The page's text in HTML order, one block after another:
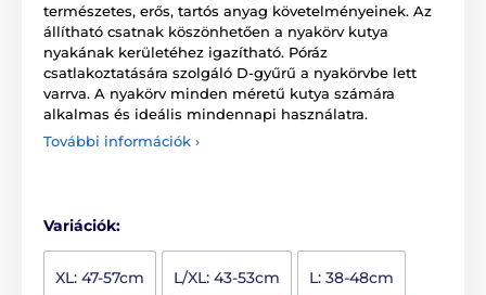
természetes, erős, tartós anyag követelményeinek. Az
állítható csatnak köszönhetően a nyakörv kutya
nyakának kerületéhez igazítható. Póráz
csatlakoztatására szolgáló D-gyűrű a nyakörvbe lett
varrva. A nyakörv minden méretű kutya számára
alkalmas és ideális mindennapi használatra.
További információk ›
Variációk:
XL: 47-57cm L/XL: 43-53cm L: 38-48cm